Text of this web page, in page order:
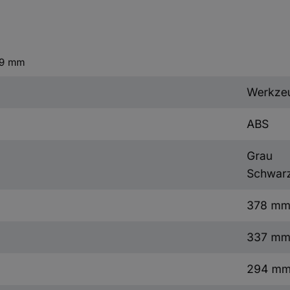
mm
ABS
Grau
378 mm
337 mm
294 mm